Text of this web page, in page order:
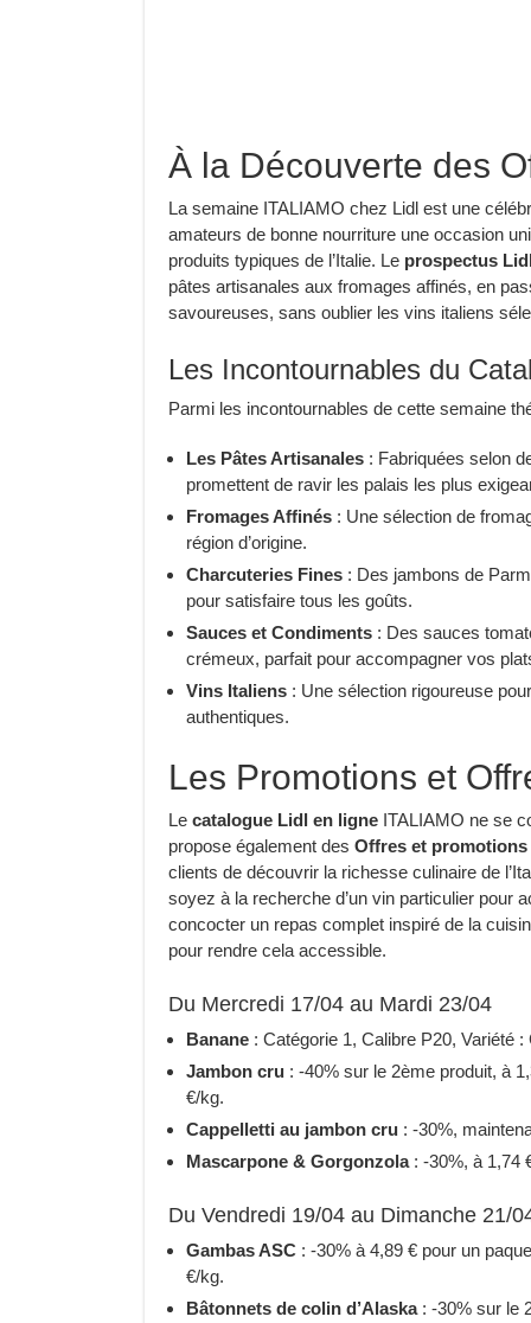
À la Découverte des
La semaine ITALIAMO chez Lidl est une
amateurs de bonne nourriture une occasion
produits typiques de l’Italie. Le prospectus Lidl
pâtes artisanales aux fromages affinés, en
savoureuses, sans oublier les vins italiens
Les Incontournables du
Parmi les incontournables de cette semaine
Les Pâtes Artisanales : Fabriquées selon
promettent de ravir les palais les plus
Fromages Affinés : Une sélection de
région d’origine.
Charcuteries Fines : Des jambons de
pour satisfaire tous les goûts.
Sauces et Condiments : Des sauces
crémeux, parfait pour accompagner vos
Vins Italiens : Une sélection rigoureuse
authentiques.
Les Promotions et
Le catalogue Lidl en ligne ITALIAMO ne se
propose également des Offres et promotions
clients de découvrir la richesse culinaire de
soyez à la recherche d’un vin particulier pour
concocter un repas complet inspiré de la
pour rendre cela accessible.
Du Mercredi 17/04 au Mardi 23/04
Banane : Catégorie 1, Calibre P20, Variété
Jambon cru : -40% sur le 2ème produit, à
€/kg.
Cappelletti au jambon cru : -30%,
Mascarpone & Gorgonzola: -30%, à 1,74
Du Vendredi 19/04 au Dimanche 21/
Gambas ASC : -30% à 4,89 € pour un
€/kg.
Bâtonnets de colin d’Alaska: -30% sur le